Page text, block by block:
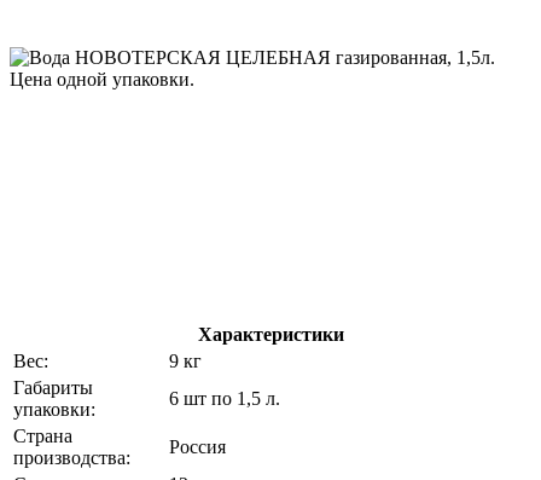
Характеристики
Вес:
9 кг
Габариты
упаковки:
6 шт по 1,5 л.
Страна
производства:
Россия